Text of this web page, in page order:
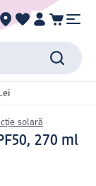
solară
270 ml